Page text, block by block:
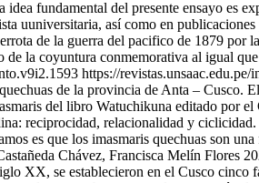
fundamental del presente ensayo es
uuniversitaria, así como en
de la guerra del pacifico de 1879 por
la coyuntura conmemorativa al igual
https://
de la provincia de Anta – Cusco.
del libro Watuchikuna editado por
reciprocidad, relacionalidad y
es que los imasmaris quechuas son
Chávez, Francisca Melín Flores
XX, se establecieron en el Cusco cinco